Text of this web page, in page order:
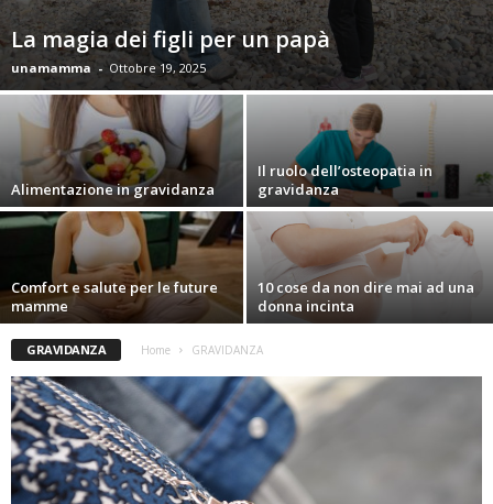
La magia dei figli per un papà
unamamma - Ottobre 19, 2025
Alimentazione in gravidanza
Il ruolo dell’osteopatia in
gravidanza
Comfort e salute per le future
mamme
10 cose da non dire mai ad una
donna incinta
GRAVIDANZA Home GRAVIDANZA